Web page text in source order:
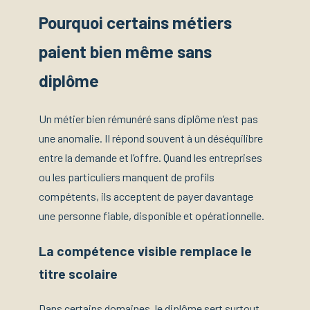
Pourquoi certains métiers
paient bien même sans
diplôme
Un métier bien rémunéré sans diplôme n’est pas
une anomalie. Il répond souvent à un déséquilibre
entre la demande et l’offre. Quand les entreprises
ou les particuliers manquent de profils
compétents, ils acceptent de payer davantage
une personne fiable, disponible et opérationnelle.
La compétence visible remplace le
titre scolaire